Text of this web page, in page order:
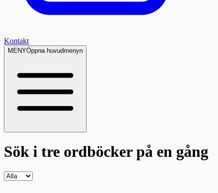
Kontakt
MENYÖppna huvudmenyn
Sök i tre ordböckerpå en gång